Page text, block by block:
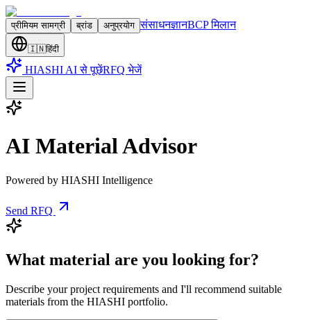
प्रीमियम सामग्री ब्रांड अनुप्रयोग संसाधनज्ञानBCP मिलान
🇮🇳हिंदी
HIASHI AI से पूछेंRFQ भेजें
AI Material Advisor
Powered by HIASHI Intelligence
Send RFQ
What material are you looking for?
Describe your project requirements and I'll recommend suitable
materials from the HIASHI portfolio.